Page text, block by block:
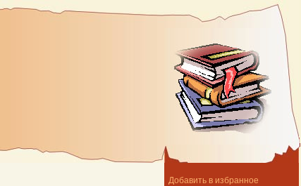
Добавить в избранное